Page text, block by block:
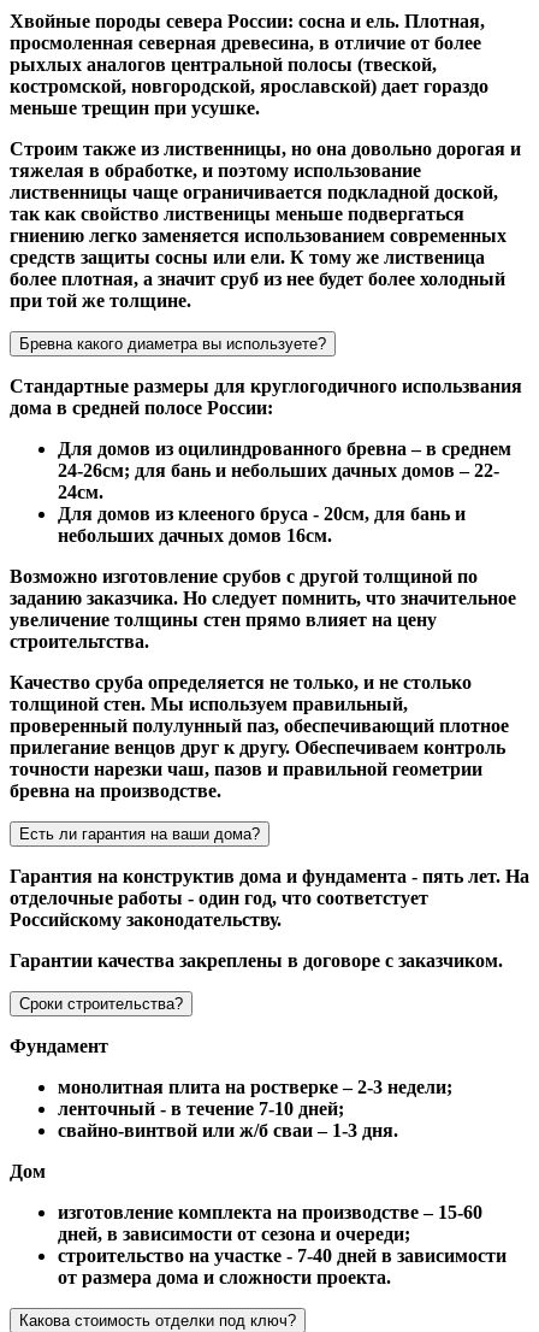
Хвойные породы севера России: сосна и ель. Плотная,
просмоленная северная древесина, в отличие от более
рыхлых аналогов центральной полосы (твеской,
костромской, новгородской, ярославской) дает гораздо
меньше трещин при усушке.
Строим также из лиственницы, но она довольно дорогая и
тяжелая в обработке, и поэтому использование
лиственницы чаще ограничивается подкладной доской,
так как свойство лиственицы меньше подвергаться
гниению легко заменяется использованием современных
средств защиты сосны или ели. К тому же лиственица
более плотная, а значит сруб из нее будет более холодный
при той же толщине.
Бревна какого диаметра вы используете?
Стандартные размеры для круглогодичного использвания
дома в средней полосе России:
Для домов из оцилиндрованного бревна – в среднем
24-26см; для бань и небольших дачных домов – 22-
24см.
Для домов из клееного бруса - 20см, для бань и
небольших дачных домов 16см.
Возможно изготовление срубов с другой толщиной по
заданию заказчика. Но следует помнить, что значительное
увеличение толщины стен прямо влияет на цену
строительтства.
Качество сруба определяется не только, и не столько
толщиной стен. Мы используем правильный,
проверенный полулунный паз, обеспечивающий плотное
прилегание венцов друг к другу. Обеспечиваем контроль
точности нарезки чаш, пазов и правильной геометрии
бревна на производстве.
Есть ли гарантия на ваши дома?
Гарантия на конструктив дома и фундамента - пять лет. На
отделочные работы - один год, что соответстует
Российскому законодательству.
Гарантии качества закреплены в договоре с заказчиком.
Сроки строительства?
Фундамент
монолитная плита на ростверке – 2-3 недели;
ленточный - в течение 7-10 дней;
свайно-винтвой или ж/б сваи – 1-3 дня.
Дом
изготовление комплекта на производстве – 15-60
дней, в зависимости от сезона и очереди;
строительство на участке - 7-40 дней в зависимости
от размера дома и сложности проекта.
Какова стоимость отделки под ключ?